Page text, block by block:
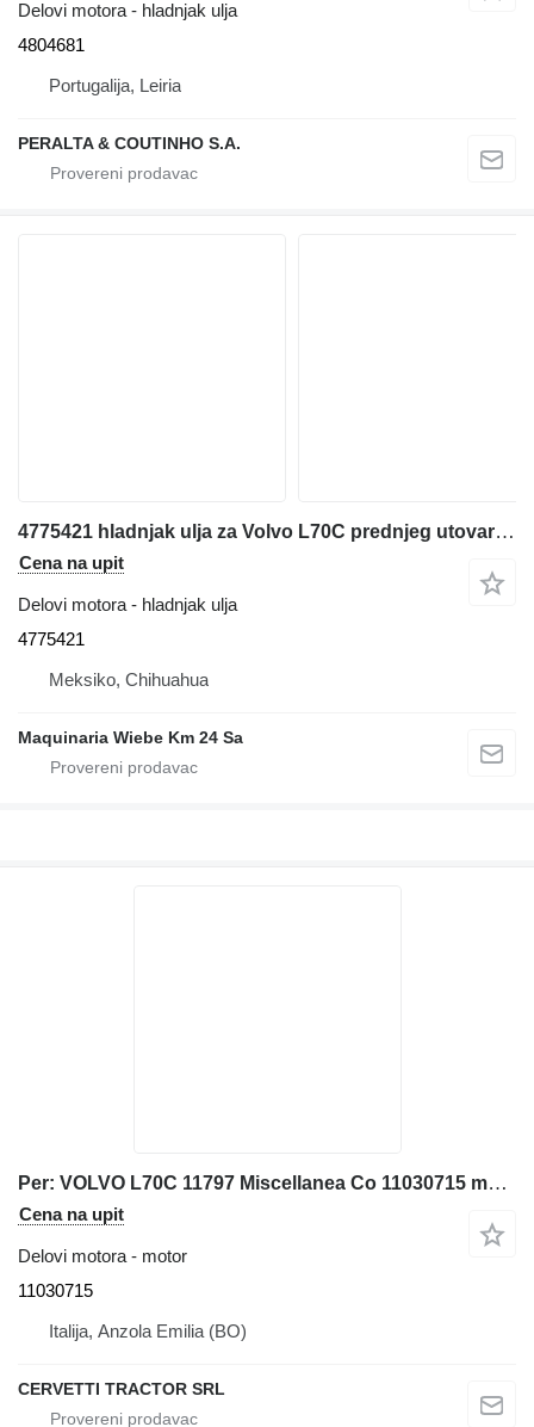
Delovi motora - hladnjak ulja
4804681
Portugalija, Leiria
PERALTA & COUTINHO S.A.
4775421 hladnjak ulja za Volvo L70C prednjeg utovarivača
Cena na upit
Delovi motora - hladnjak ulja
4775421
Meksiko, Chihuahua
Maquinaria Wiebe Km 24 Sa
Per: VOLVO L70C 11797 Miscellanea Co 11030715 motor za Volvo L70C prednjeg utovarivača
Cena na upit
Delovi motora - motor
11030715
Italija, Anzola Emilia (BO)
CERVETTI TRACTOR SRL